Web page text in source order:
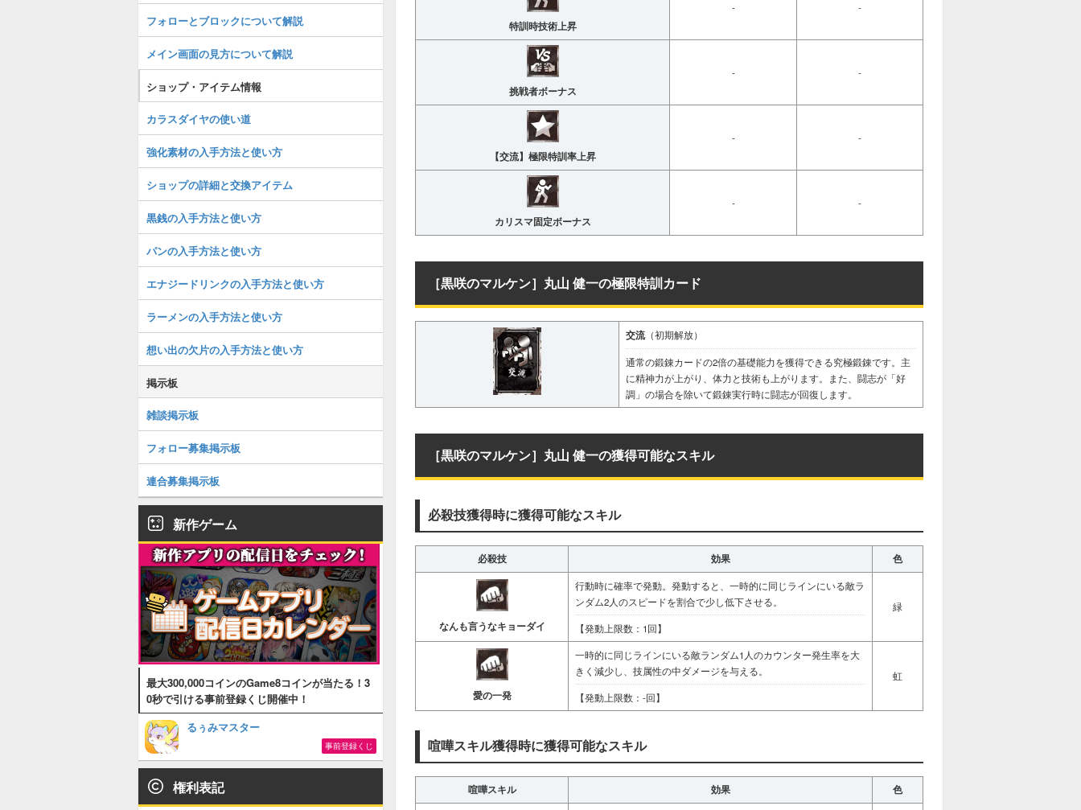
特訓時技術上昇
- -
挑戦者ボーナス
- -
【交流】極限特訓率上昇
- -
カリスマ固定ボーナス
- -
［黒咲のマルケン］丸山 健一の極限特訓カード
交流（初期解放）
通常の鍛錬カードの2倍の基礎能力を獲得できる究極鍛錬です。主
に精神力が上がり、体力と技術も上がります。また、闘志が「好
調」の場合を除いて鍛錬実行時に闘志が回復します。
［黒咲のマルケン］丸山 健一の獲得可能なスキル
必殺技獲得時に獲得可能なスキル
必殺技 効果 色
なんも言うなキョーダイ
行動時に確率で発動。発動すると、一時的に同じラインにいる敵ラ
ンダム2人のスピードを割合で少し低下させる。
【発動上限数：1回】
緑
愛の一発
一時的に同じラインにいる敵ランダム1人のカウンター発生率を大
きく減少し、技属性の中ダメージを与える。
【発動上限数：-回】
虹
喧嘩スキル獲得時に獲得可能なスキル
喧嘩スキル 効果 色
フォローとブロックについて解説
メイン画面の見方について解説
ショップ・アイテム情報
カラスダイヤの使い道
強化素材の入手方法と使い方
ショップの詳細と交換アイテム
黒銭の入手方法と使い方
パンの入手方法と使い方
エナジードリンクの入手方法と使い方
ラーメンの入手方法と使い方
想い出の欠片の入手方法と使い方
掲示板
雑談掲示板
フォロー募集掲示板
連合募集掲示板
新作ゲーム
最大300,000コインのGame8コインが当たる！3
0秒で引ける事前登録くじ開催中！
るぅみマスター
事前登録くじ
権利表記